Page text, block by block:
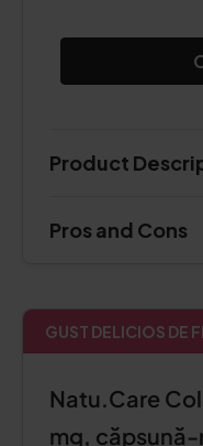
Product
Pros and Cons
GUST DELICIOS DE
Natu.Care
mg,